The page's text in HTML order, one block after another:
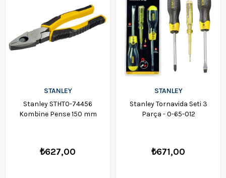
STANLEY
Stanley STHT0-74456
Kombine Pense 150 mm
₺627,00
STANLEY
Stanley Tornavida Seti 3
Parça - 0-65-012
₺671,00